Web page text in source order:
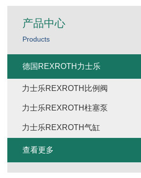
产品中心
Products
德国REXROTH力士乐
力士乐REXROTH比例阀
力士乐REXROTH柱塞泵
力士乐REXROTH气缸
查看更多